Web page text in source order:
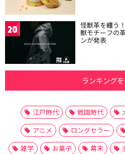
20 怪獣革を纏う
獣モチーフの
ンが発表
ランキング
江戸時代 戦国時代
アニメ
ロングセラー
雑学
お菓子 幕末